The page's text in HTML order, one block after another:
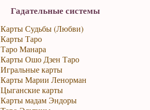
Гадательные системы
Карты Судьбы (Любви)
Карты Таро
Таро Манара
Карты Ошо Дзен Таро
Игральные карты
Карты Марии Ленорман
Цыганские карты
Карты мадам Эндоры